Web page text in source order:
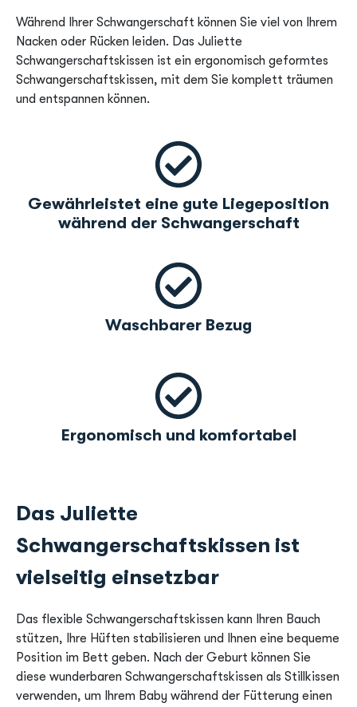
Während Ihrer Schwangerschaft können Sie viel von Ihrem
Nacken oder Rücken leiden. Das Juliette
Schwangerschaftskissen ist ein ergonomisch geformtes
Schwangerschaftskissen, mit dem Sie komplett träumen
und entspannen können.
Gewährleistet eine gute Liegeposition
während der Schwangerschaft
Waschbarer Bezug
Ergonomisch und komfortabel
Das Juliette
Schwangerschaftskissen ist
vielseitig einsetzbar
Das flexible Schwangerschaftskissen kann Ihren Bauch
stützen, Ihre Hüften stabilisieren und Ihnen eine bequeme
Position im Bett geben. Nach der Geburt können Sie
diese wunderbaren Schwangerschaftskissen als Stillkissen
verwenden, um Ihrem Baby während der Fütterung einen